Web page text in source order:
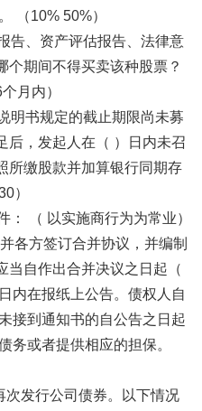
（10% 50%）
告、资产评估报告、法律意
个期间不得买卖该种股票？
月内）
明书规定的截止期限尚未募
后，发起人在（ ）日内未召
所缴股款并加算银行同期存
）
： （ 以实施商行为为常业）
各方签订合并协议，并编制
当自作出合并决议之日起（
内在报纸上公告。债权人自
接到通知书的自公告之日起
务或者提供相应的担保。
发行公司债券。以下情况